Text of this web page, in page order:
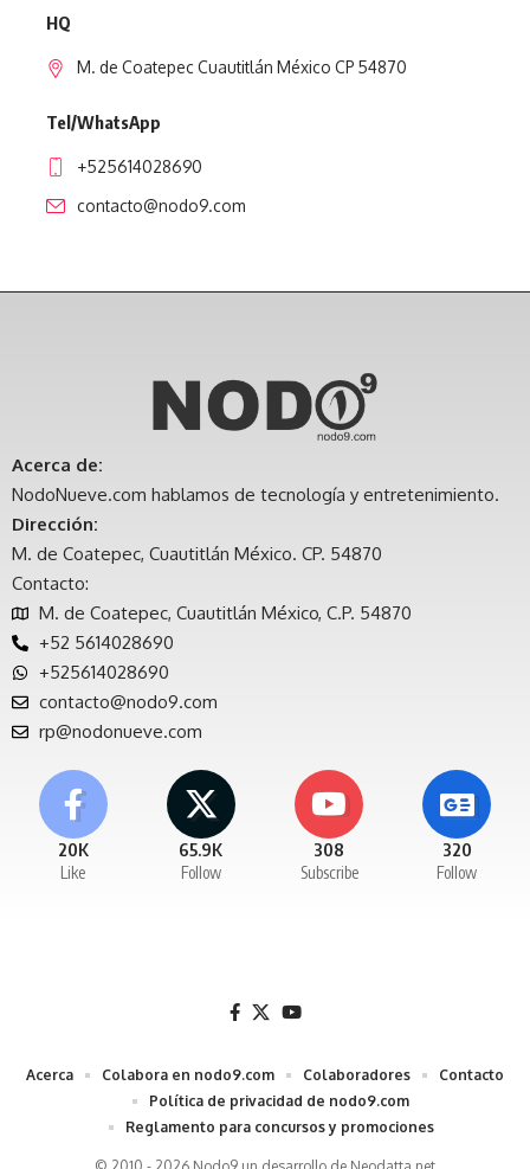
HQ
M. de Coatepec Cuautitlán México CP 54870
Tel/WhatsApp
+525614028690
contacto@nodo9.com
Acerca de:
NodoNueve.com hablamos de tecnología y entretenimiento.
Dirección:
M. de Coatepec, Cuautitlán México. CP. 54870
Contacto:
M. de Coatepec, Cuautitlán México, C.P. 54870
+52 5614028690
+525614028690
contacto@nodo9.com
rp@nodonueve.com
20K
Like
65.9K
Follow
308
Subscribe
320
Follow
Acerca Colabora en nodo9.com Colaboradores
Contacto
Política de privacidad de nodo9.com
Reglamento para concursos y promociones